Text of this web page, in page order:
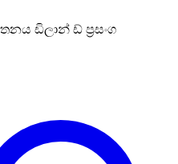
ඩිලාන් ඩ් ප්‍රසංග